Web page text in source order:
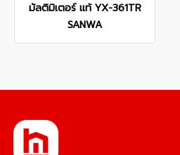
มัลติมิเตอร์ แท้ YX-361TR
SANWA